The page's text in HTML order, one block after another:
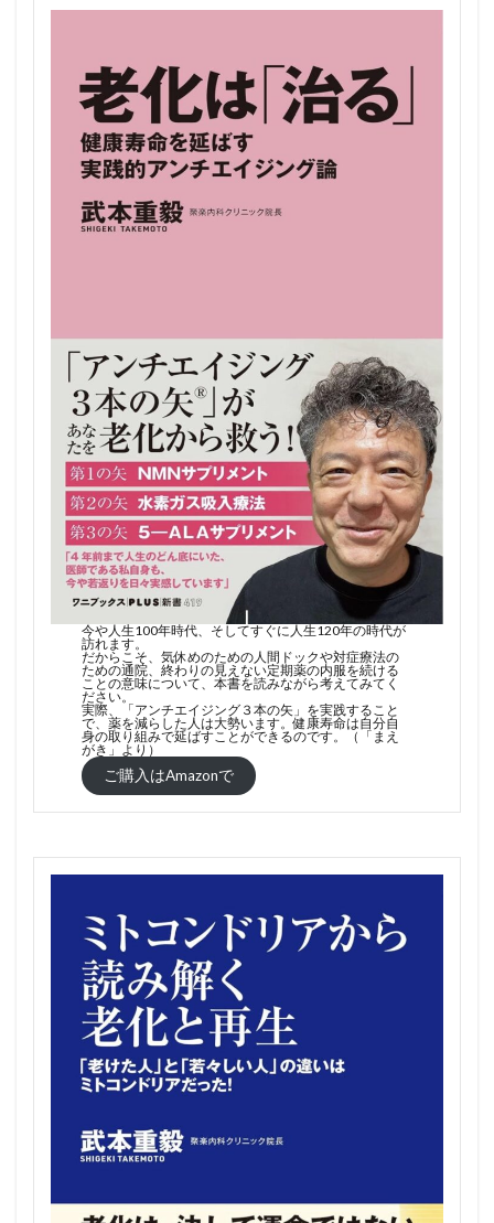
今や人生100年時代、そしてすぐに人生120年の時代が
訪れます。
だからこそ、気休めのための人間ドックや対症療法の
ための通院、終わりの見えない定期薬の内服を続ける
ことの意味について、本書を読みながら考えてみてく
ださい。
実際、「アンチエイジング３本の矢」を実践すること
で、薬を減らした人は大勢います。健康寿命は自分自
身の取り組みで延ばすことができるのです。（「まえ
がき」より）
ご購入はAmazonで